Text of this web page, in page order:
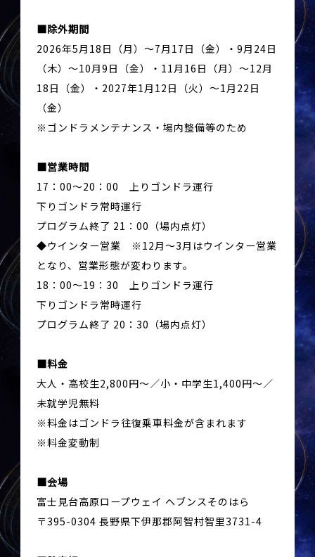
除外期間
2026年5月18日（月）～7月17日（金）・9月24日
（木）～10月9日（金）・11月16日（月）～12月
18日（金）・2027年1月12日（火）～1月22日
（金）
※ゴンドラメンテナンス・場内整備等のため
営業時間
17：00～20：00 上りゴンドラ運行
下りゴンドラ常時運行
プログラム終了 21：00（場内点灯）
◆ウインター営業 ※12月～3月はウインター営業
となり、営業形態が変わります。
18：00～19：30 上りゴンドラ運行
下りゴンドラ常時運行
プログラム終了 20：30（場内点灯）
料金
大人・高校生2,800円～／小・中学生1,400円～／
未就学児無料
※料金はゴンドラ往復乗車料金が含まれます
※料金変動制
会場
富士見台高原ロープウェイ ヘブンスそのはら
〒395-0304 長野県下伊那郡阿智村智里3731-4